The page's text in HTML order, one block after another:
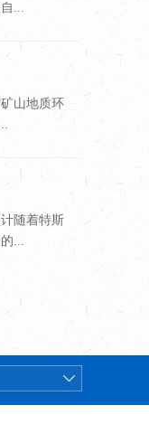
...
山地质环
随着特斯
...